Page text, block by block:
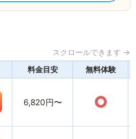
スクロールできます →
料金目安 無料体験
6,820円〜 ○